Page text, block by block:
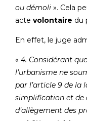
ou démoli ». Cela
acte volontaire du
En effet, le juge
« 4. Considérant que
l’urbanisme ne
par l’article 9 de la
simplification et
d’allègement des